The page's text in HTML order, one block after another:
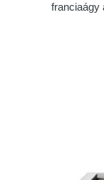
franciaágy